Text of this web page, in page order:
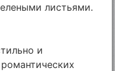
листьями.
и